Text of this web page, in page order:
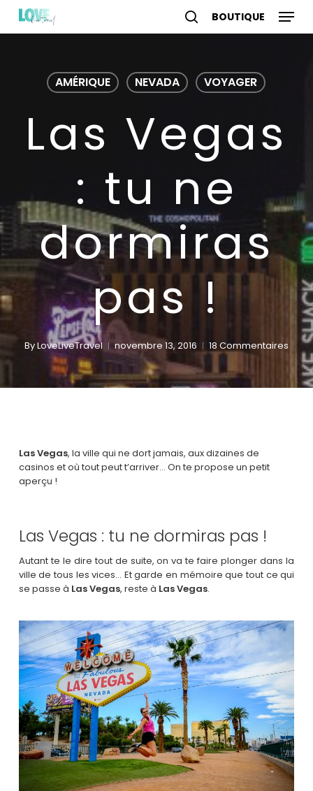
main
search account
Menu
AMÉRIQUE NEVADA VOYAGER
Las Vegas
: tu ne
dormiras
pas !
ByLoveLiveTravel novembre 13, 2016 18 Commentaires
Las Vegas, la ville qui ne dort jamais, aux dizaines de
casinos et où tout peut t’arriver… On te propose un petit
aperçu !
Las Vegas : tu ne dormiras pas !
Autant te le dire tout de suite, on va te faire plonger dans la
ville de tous les vices… Et garde en mémoire que tout ce qui
se passe à Las Vegas, reste à Las Vegas.